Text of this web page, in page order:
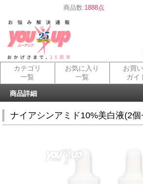
商品数:1888点
カテゴリ
一覧
お気に入り
一覧
お買
ガイ
商品詳細
ナイアシンアミド10%美白液(2個